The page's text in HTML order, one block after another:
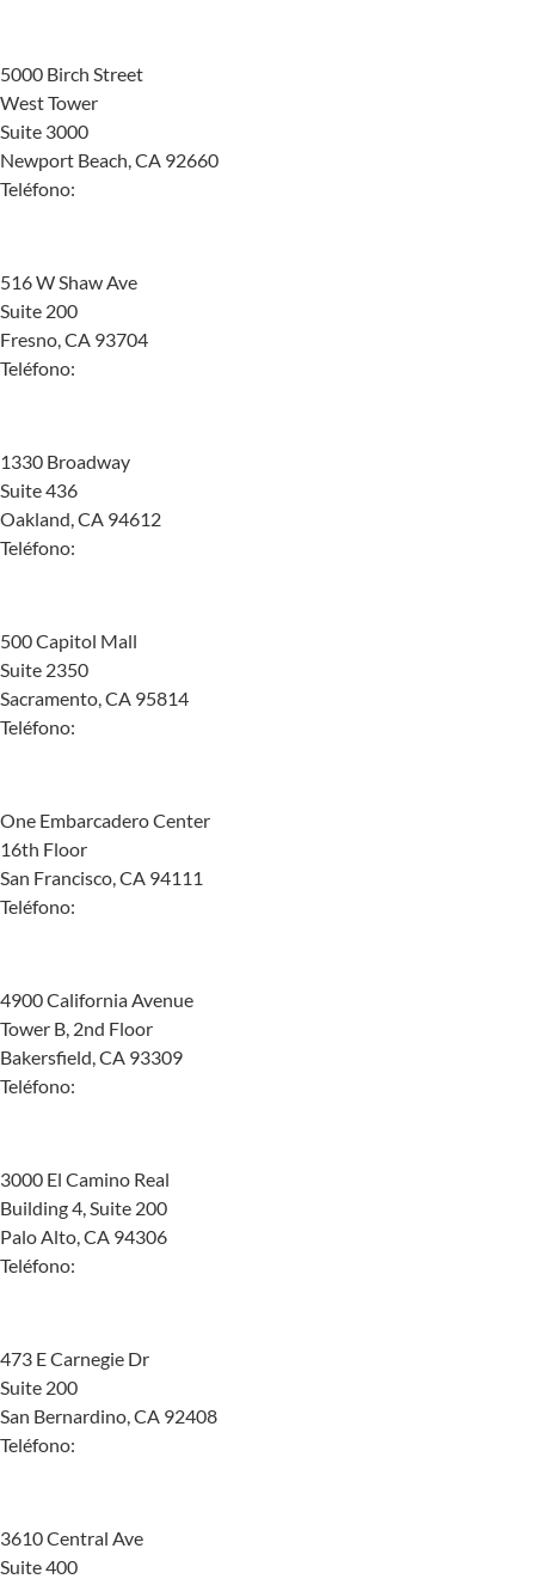
5000 Birch Street
West Tower
Suite 3000
Newport Beach, CA 92660
Teléfono:
516 W Shaw Ave
Suite 200
Fresno, CA 93704
Teléfono:
1330 Broadway
Suite 436
Oakland, CA 94612
Teléfono:
500 Capitol Mall
Suite 2350
Sacramento, CA 95814
Teléfono:
One Embarcadero Center
16th Floor
San Francisco, CA 94111
Teléfono:
4900 California Avenue
Tower B, 2nd Floor
Bakersfield, CA 93309
Teléfono:
3000 El Camino Real
Building 4, Suite 200
Palo Alto, CA 94306
Teléfono:
473 E Carnegie Dr
Suite 200
San Bernardino, CA 92408
Teléfono:
3610 Central Ave
Suite 400